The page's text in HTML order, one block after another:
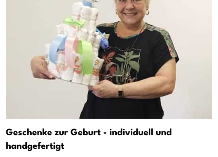
Geschenke zur Geburt - individuell und
handgefertigt